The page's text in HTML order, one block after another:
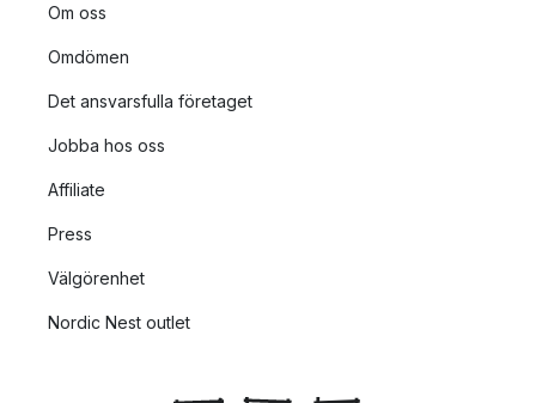
Om oss
Omdömen
Det ansvarsfulla företaget
Jobba hos oss
Affiliate
Press
Välgörenhet
Nordic Nest outlet